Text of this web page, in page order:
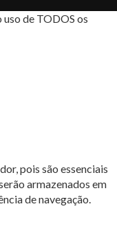
de TODOS os
pois são essenciais
armazenados em
de navegação.